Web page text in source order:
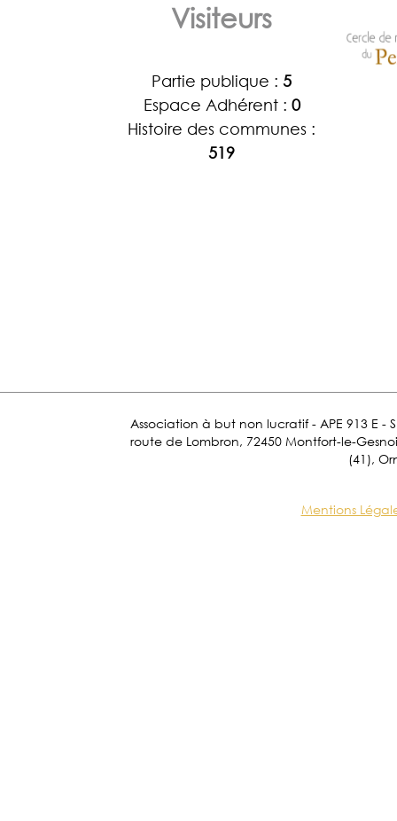
Visiteurs
Partie publique : 5
Espace Adhérent : 0
Histoire des communes :
519
Association à but non lucratif - APE 913 E -
route de Lombron, 72450 Montfort-le-
(41),
Mentions